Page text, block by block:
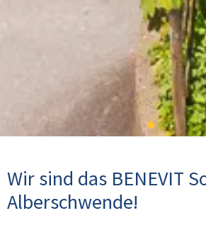
Mitwirken –
Wir sind das BENEVIT
Alberschwende!